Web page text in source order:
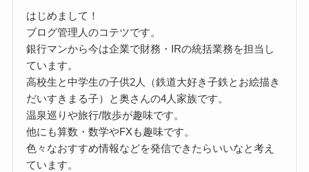
はじめまして！
ブログ管理人のコテツです。
銀行マンから今は企業で財務・IRの統括業務を担当し
ています。
高校生と中学生の子供2人（鉄道大好き子鉄とお絵描き
だいすきまる子）と奥さんの4人家族です。
温泉巡りや旅行/散歩が趣味です。
他にも算数・数学やFXも趣味です。
色々なおすすめ情報などを発信できたらいいなと考え
ています。